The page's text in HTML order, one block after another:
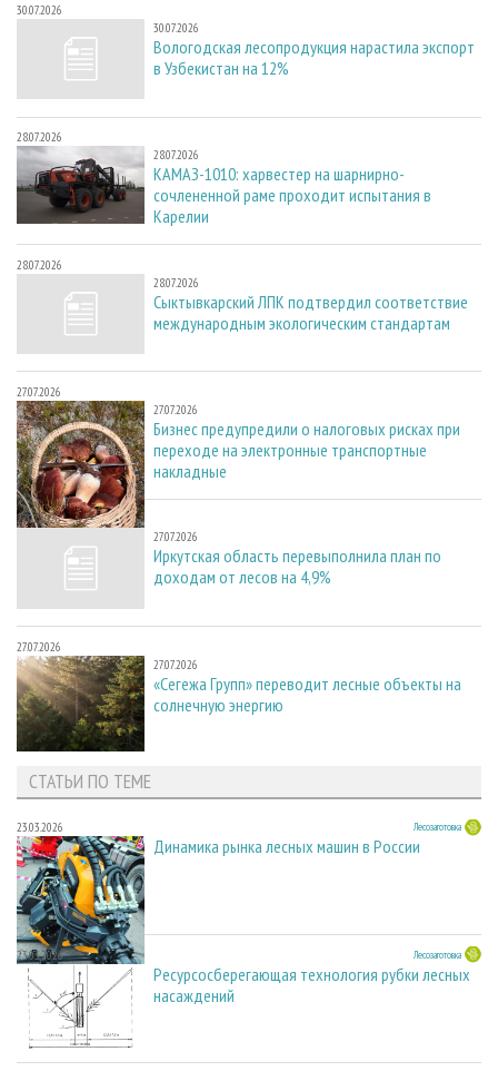
30.07.2026
30.07.2026
Вологодская лесопродукция нарастила экспорт
в Узбекистан на 12%
28.07.2026
28.07.2026
КАМАЗ-1010: харвестер на шарнирно-
сочлененной раме проходит испытания в
Карелии
28.07.2026
28.07.2026
Сыктывкарский ЛПК подтвердил соответствие
международным экологическим стандартам
27.07.2026
27.07.2026
Бизнес предупредили о налоговых рисках при
переходе на электронные транспортные
накладные
27.07.2026
27.07.2026
Иркутская область перевыполнила план по
доходам от лесов на 4,9%
27.07.2026
27.07.2026
«Сегежа Групп» переводит лесные объекты на
солнечную энергию
СТАТЬИ ПО ТЕМЕ
23.03.2026 Лесозаготовка
Динамика рынка лесных машин в России
23.03.2026 Лесозаготовка
Ресурсосберегающая технология рубки лесных
насаждений